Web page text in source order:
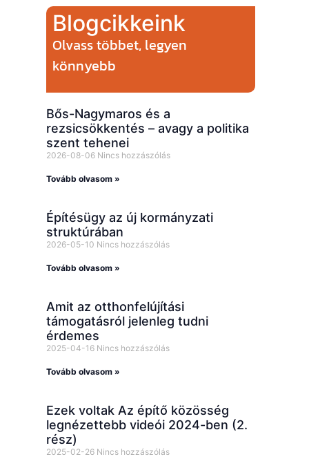
Blogcikkeink
Olvass többet, legyen
könnyebb
Bős-Nagymaros és a
rezsicsökkentés – avagy a politika
szent tehenei
2026-08-06 Nincs hozzászólás
Tovább olvasom »
Építésügy az új kormányzati
struktúrában
2026-05-10 Nincs hozzászólás
Tovább olvasom »
Amit az otthonfelújítási
támogatásról jelenleg tudni
érdemes
2025-04-16 Nincs hozzászólás
Tovább olvasom »
Ezek voltak Az építő közösség
legnézettebb videói 2024-ben (2.
rész)
2025-02-26 Nincs hozzászólás